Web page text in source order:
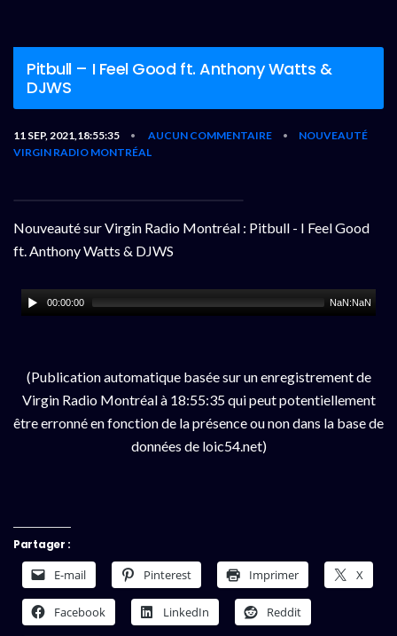
Pitbull – I Feel Good ft. Anthony Watts &
DJWS
11 SEP, 2021,18:55:35 • AUCUN COMMENTAIRE •
NOUVEAUTÉ
VIRGIN RADIO MONTRÉAL
Nouveauté sur Virgin Radio Montréal : Pitbull - I Feel Good
ft. Anthony Watts & DJWS
00:00:00 NaN:NaN
(Publication automatique basée sur un enregistrement de
Virgin Radio Montréal à 18:55:35 qui peut potentiellement
être erronné en fonction de la présence ou non dans la base de
données de loic54.net)
Partager :
E-mail Pinterest Imprimer X
Facebook LinkedIn Reddit